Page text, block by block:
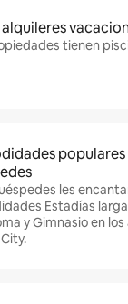
tienen
populares
les
Estadías
y Gimnasio en